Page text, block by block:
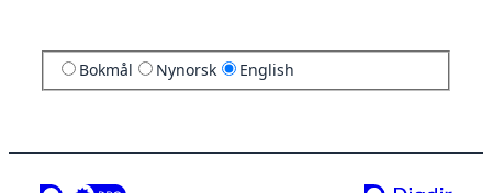
Bokmål Nynorsk English